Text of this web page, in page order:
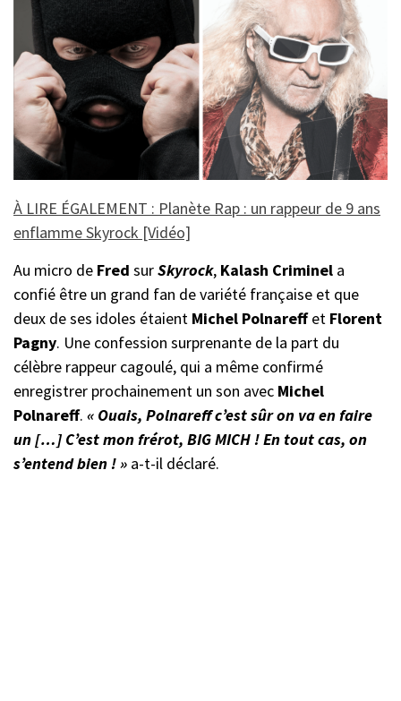
À LIRE ÉGALEMENT : Planète Rap : un rappeur de 9 ans
enflamme Skyrock [Vidéo]
Au micro de Fred surSkyrock, Kalash Criminel a
confié être un grand fan de variété française et que
deux de ses idoles étaient Michel Polnareffet Florent
Pagny. Une confession surprenante de la part du
célèbre rappeur cagoulé, qui a même confirmé
enregistrer prochainement un son avec Michel
Polnareff. « Ouais, Polnareff c’est sûr on va en faire
un […] C’est mon frérot, BIG MICH ! En tout cas, on
s’entend bien ! » a-t-il déclaré.